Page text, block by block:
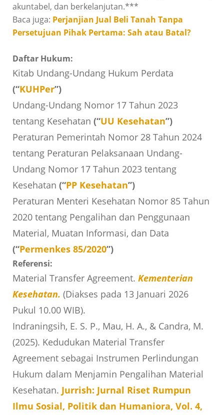
akuntabel, dan berkelanjutan.***
Baca juga: Perjanjian Jual Beli Tanah Tanpa
Persetujuan Pihak Pertama: Sah atau Batal?
Daftar Hukum:
Kitab Undang-Undang Hukum Perdata
(“KUHPer”)
Undang-Undang Nomor 17 Tahun 2023
tentang Kesehatan (“UU Kesehatan”)
Peraturan Pemerintah Nomor 28 Tahun 2024
tentang Peraturan Pelaksanaan Undang-
Undang Nomor 17 Tahun 2023 tentang
Kesehatan (“PP Kesehatan”)
Peraturan Menteri Kesehatan Nomor 85 Tahun
2020 tentang Pengalihan dan Penggunaan
Material, Muatan Informasi, dan Data
(“Permenkes 85/2020”)
Referensi:
Material Transfer Agreement. Kementerian
Kesehatan. (Diakses pada 13 Januari 2026
Pukul 10.00 WIB).
Indraningsih, E. S. P., Mau, H. A., & Candra, M.
(2025). Kedudukan Material Transfer
Agreement sebagai Instrumen Perlindungan
Hukum dalam Menjamin Pengalihan Material
Kesehatan. Jurrish: Jurnal Riset Rumpun
Ilmu Sosial, Politik dan Humaniora, Vol. 4,